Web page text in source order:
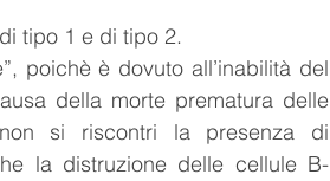
tipo 1 e di tipo 2.
poichè è dovuto all’inabilità del
della morte prematura delle
si riscontri la presenza di
la distruzione delle cellule B-